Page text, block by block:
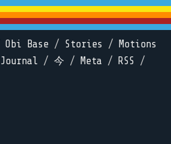
Obi Base / Stories /
Motions
/ 今 / Meta / RSS /